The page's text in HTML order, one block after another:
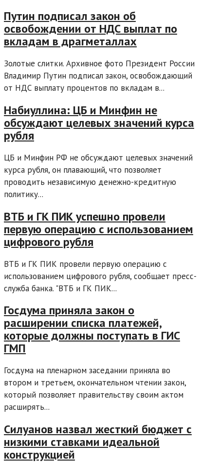
Путин подписал закон об
освобождении от НДС выплат по
вкладам в драгметаллах
Золотые слитки. Архивное фото Президент России
Владимир Путин подписал закон, освобождающий
от НДС выплату процентов по вкладам в...
Набиуллина: ЦБ и Минфин не
обсуждают целевых значений курса
рубля
ЦБ и Минфин РФ не обсуждают целевых значений
курса рубля, он плавающий, что позволяет
проводить независимую денежно-кредитную
политику...
ВТБ и ГК ПИК успешно провели
первую операцию с использованием
цифрового рубля
ВТБ и ГК ПИК провели первую операцию с
использованием цифрового рубля, сообщает пресс-
служба банка. "ВТБ и ГК ПИК...
Госдума приняла закон о
расширении списка платежей,
которые должны поступать в ГИС
ГМП
Госдума на пленарном заседании приняла во
втором и третьем, окончательном чтении закон,
который позволяет правительству своим актом
расширять...
Силуанов назвал жесткий бюджет с
низкими ставками идеальной
конструкцией